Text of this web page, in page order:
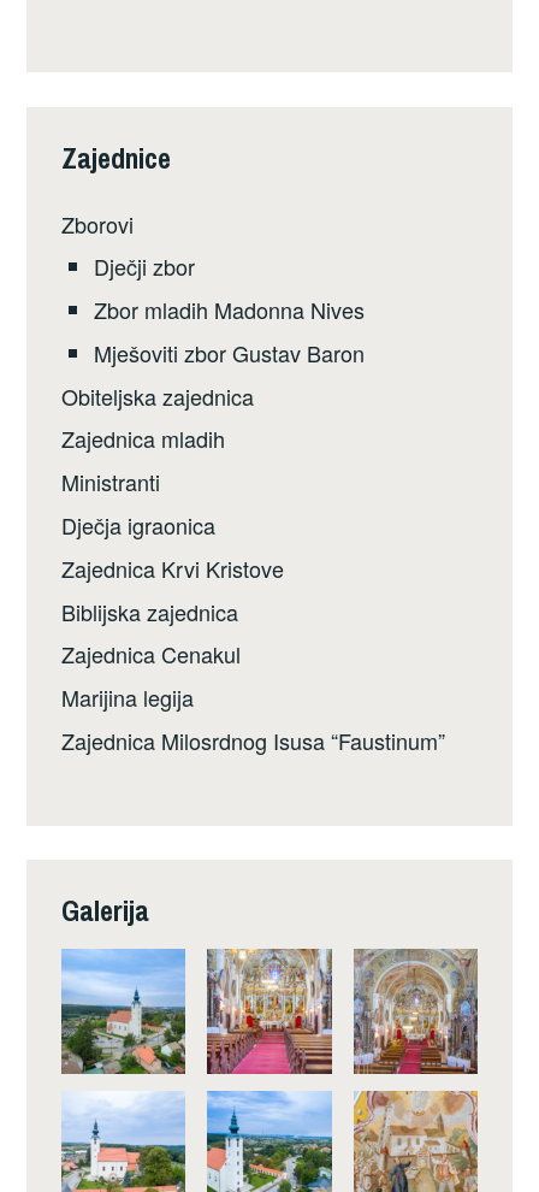
Zajednice
Zborovi
Dječji zbor
Zbor mladih Madonna Nives
Mješoviti zbor Gustav Baron
Obiteljska zajednica
Zajednica mladih
Ministranti
Dječja igraonica
Zajednica Krvi Kristove
Biblijska zajednica
Zajednica Cenakul
Marijina legija
Zajednica Milosrdnog Isusa “Faustinum”
Galerija